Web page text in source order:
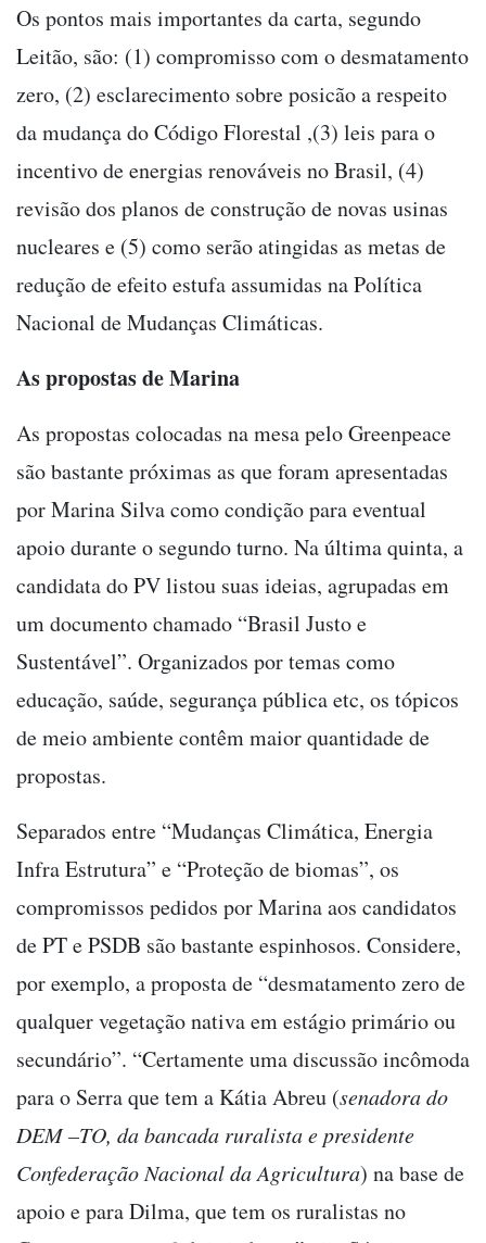
Os pontos mais importantes da carta, segundo
Leitão, são: (1) compromisso com o desmatamento
zero, (2) esclarecimento sobre posicão a respeito
da mudança do Código Florestal ,(3) leis para o
incentivo de energias renováveis no Brasil, (4)
revisão dos planos de construção de novas usinas
nucleares e (5) como serão atingidas as metas de
redução de efeito estufa assumidas na Política
Nacional de Mudanças Climáticas.
As propostas de Marina
As propostas colocadas na mesa pelo Greenpeace
são bastante próximas as que foram apresentadas
por Marina Silva como condição para eventual
apoio durante o segundo turno. Na última quinta, a
candidata do PV listou suas ideias, agrupadas em
um documento chamado “Brasil Justo e
Sustentável”. Organizados por temas como
educação, saúde, segurança pública etc, os tópicos
de meio ambiente contêm maior quantidade de
propostas.
Separados entre “Mudanças Climática, Energia
Infra Estrutura” e “Proteção de biomas”, os
compromissos pedidos por Marina aos candidatos
de PT e PSDB são bastante espinhosos. Considere,
por exemplo, a proposta de “desmatamento zero de
qualquer vegetação nativa em estágio primário ou
secundário”. “Certamente uma discussão incômoda
para o Serra que tem a Kátia Abreu (senadora do
DEM –TO, da bancada ruralista e presidente
Confederação Nacional da Agricultura) na base de
apoio e para Dilma, que tem os ruralistas no